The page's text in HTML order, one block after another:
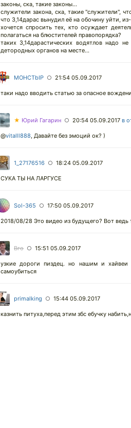
законы, ска, такие законы...
служители закона, ска, такие "служители",
что 3,14дарас вынудил её на обочину уйти,
хочется спросить тех, кто осуждает
полагаться на блюстителей правопорядка?
таких 3,14дарастических водятлов надо
детородных органов на месте...
MOHCTbIP ○ 21:54 05.09.2017
таки надо вводить статью за опасное
★ Юрий Гагарин ○ 20:54 05.09.2017 в
@vitalll888, Давайте без эмоций ок? )
1_27176516 ○ 18:24 05.09.2017
СУКА ТЫ НА ЛАРГУСЕ
Sol-365 ○ 17:50 05.09.2017
2018/08/28 Это видео из будущего? Вот ведь
Вго ○ 15:51 05.09.2017
узкие дороги пиздец. но нашим и хайвеи
самоубиться
primalking ○ 15:44 05.09.2017
казнить питуха,перед этим збс ебучку